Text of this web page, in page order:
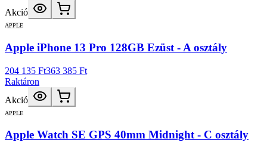
Akció
APPLE
Apple iPhone 13 Pro 128GB Ezüst - A osztály
204 135 Ft363 385 Ft
Raktáron
Akció
APPLE
Apple Watch SE GPS 40mm Midnight - C osztály